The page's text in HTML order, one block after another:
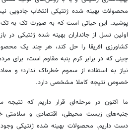
محصولات بهینه شده ژنتیکی انتخاب جادویی
پوشید. این حیاتی است که به صورت تک به
اولین نسل از جانداران بهینه شده ژنتیکی در
کشاورزی افریقا را حل کند، هر چند یک
چینی که در برابر کرم پنبه مقاوم است، برای
نیاز به استفاده از سموم خطرناک ندارد؛ و
خصوص نتیجه کاملا مشخصی دارد.
ما اکنون در مرحله‌ای قرار داریم که
جنبه‌های زیست محیطی، اقتصادی و سلامتی
دست داریم. محصولات بهینه شده ژنتیکی وجود